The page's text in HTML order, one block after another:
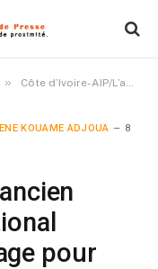
» Côte d’Ivoire-AIP/L’ancien footballeur international Arouna Koné s’engage pour une CAN réussie
KOUAME ADJOUA 8
pour